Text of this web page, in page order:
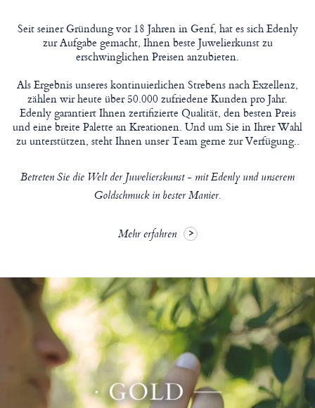
Seit seiner Gründung vor 18 Jahren in Genf, hat es sich Edenly
zur Aufgabe gemacht, Ihnen beste Juwelierkunst zu
erschwinglichen Preisen anzubieten.
Als Ergebnis unseres kontinuierlichen Strebens nach Exzellenz,
zählen wir heute über 50.000 zufriedene Kunden pro Jahr.
Edenly garantiert Ihnen zertifizierte Qualität, den besten Preis
und eine breite Palette an Kreationen. Und um Sie in Ihrer Wahl
zu unterstützen, steht Ihnen unser Team gerne zur Verfügung..
Betreten Sie die Welt der Juwelierskunst - mit Edenly und unserem
Goldschmuck in bester Manier.
Mehr erfahren